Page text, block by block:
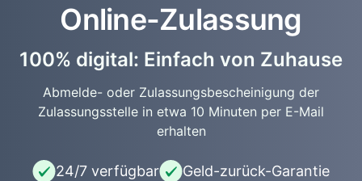
Online-Zulassung
100% digital: Einfach von Zuhause
Abmelde- oder Zulassungsbescheinigung der
Zulassungsstelle in etwa 10 Minuten per E-Mail
erhalten
24/7 verfügbar Geld-zurück-Garantie